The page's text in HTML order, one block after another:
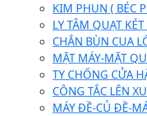
KIM PHUN ( BÉC
LY TÂM QUẠT
CHẮN BÙN CUA
MẶT MÁY-MẶT
TY CHỐNG CỬA
CÔNG TẮC LÊN
MÁY ĐỀ-CỦ ĐỀ-